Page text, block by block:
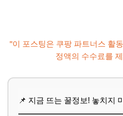
"이 포스팅은 쿠팡 파트너스 활
정액의 수수료를
📌 지금 뜨는 꿀정보! 놓치지